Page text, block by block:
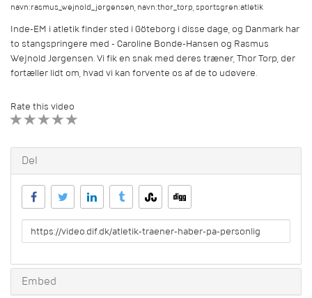
navn:rasmus_wejnold_jørgensen,navn:thor_torp,sportsgren:atletik
Inde-EM i atletik finder sted i Göteborg i disse dage, og Danmark har
to stangspringere med - Caroline Bonde-Hansen og Rasmus
Wejnold Jørgensen. Vi fik en snak med deres træner, Thor Torp, der
fortæller lidt om, hvad vi kan forvente os af de to udøvere.
Rate this video
Del
URL
to
Embed